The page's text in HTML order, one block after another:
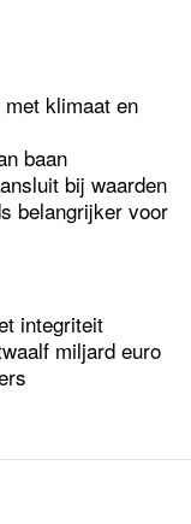
klimaat en
baan
bij waarden
belangrijker voor
integriteit
miljard euro